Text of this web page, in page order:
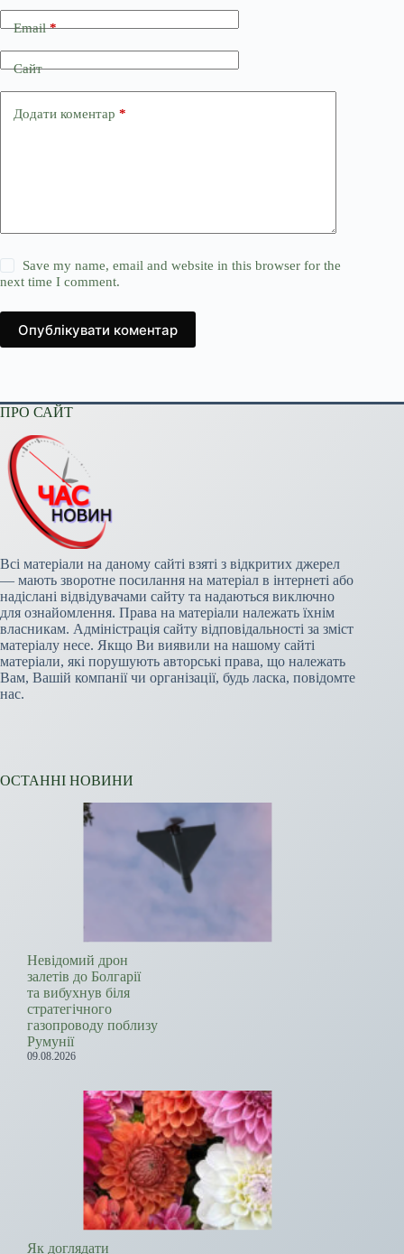
Email*
Сайт
Додати коментар *
Save my name, email and website in this browser for the
next time I comment.
Опублікувати коментар
ПРО САЙТ
Всі матеріали на даному сайті взяті з відкритих джерел
— мають зворотне посилання на матеріал в інтернеті або
надіслані відвідувачами сайту та надаються виключно
для ознайомлення. Права на матеріали належать їхнім
власникам. Адміністрація сайту відповідальності за зміст
матеріалу несе. Якщо Ви виявили на нашому сайті
матеріали, які порушують авторські права, що належать
Вам, Вашій компанії чи організації, будь ласка, повідомте
нас.
ОСТАННІ НОВИНИ
Невідомий дрон
залетів до Болгарії
та вибухнув біля
стратегічного
газопроводу поблизу
Румунії
09.08.2026
Як доглядати